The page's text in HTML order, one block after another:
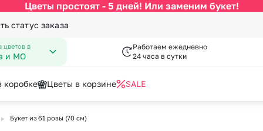
Цветы простоят - 5 дней! Или заменим букет!
статус заказа
цветов в
и МО
Работаем ежедневно
24 часа в сутки
коробке Цветы в корзине SALE
▶ Букет из 61 розы (70 см)